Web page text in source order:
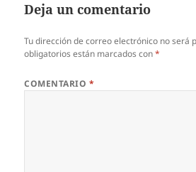
Deja un comentario
Tu dirección de correo electrónico no será
obligatorios están marcados con*
COMENTARIO *